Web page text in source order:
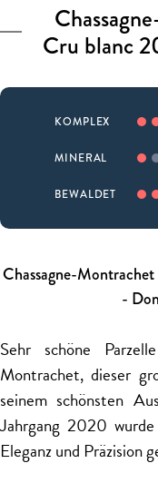
Cru blanc
KOMPLEX
MINERAL
BEWALDET
Chassagne-
-
Sehr schöne
Montrachet, dieser
seinem schönsten
Jahrgang 2020
Eleganz und